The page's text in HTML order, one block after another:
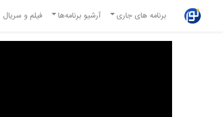
برنامه های جاری آرشیو برنامه‌ها فیلم و سریال